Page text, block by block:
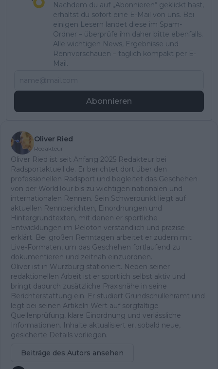
Nachdem du auf „Abonnieren“ geklickt hast,
erhältst du sofort eine E-Mail von uns. Bei
einigen Lesern landet diese im Spam-
Ordner – überprüfe ihn daher bitte ebenfalls.
Alle wichtigen News, Ergebnisse und
Rennvorschauen – täglich kompakt per E-
Mail.
Abonnieren
Oliver Ried
Redakteur
Oliver Ried ist seit Anfang 2025 Redakteur bei
Radsportaktuell.de. Er berichtet dort über den
professionellen Radsport und begleitet das Geschehen
von der WorldTour bis zu wichtigen nationalen und
internationalen Rennen. Sein Schwerpunkt liegt auf
aktuellen Rennberichten, Einordnungen und
Hintergrundtexten, mit denen er sportliche
Entwicklungen im Peloton verständlich und präzise
erklärt. Bei großen Renntagen arbeitet er zudem mit
Live-Formaten, um das Geschehen fortlaufend zu
dokumentieren und zeitnah einzuordnen.
Oliver ist in Würzburg stationiert. Neben seiner
redaktionellen Arbeit ist er sportlich selbst aktiv und
bringt dadurch zusätzliche Praxisnähe in seine
Berichterstattung ein. Er studiert Grundschullehramt und
legt bei seinen Artikeln Wert auf sorgfältige
Quellenprüfung, klare Einordnung und verlässliche
Informationen. Inhalte aktualisiert er, sobald neue,
gesicherte Details vorliegen.
Beiträge des Autors ansehen